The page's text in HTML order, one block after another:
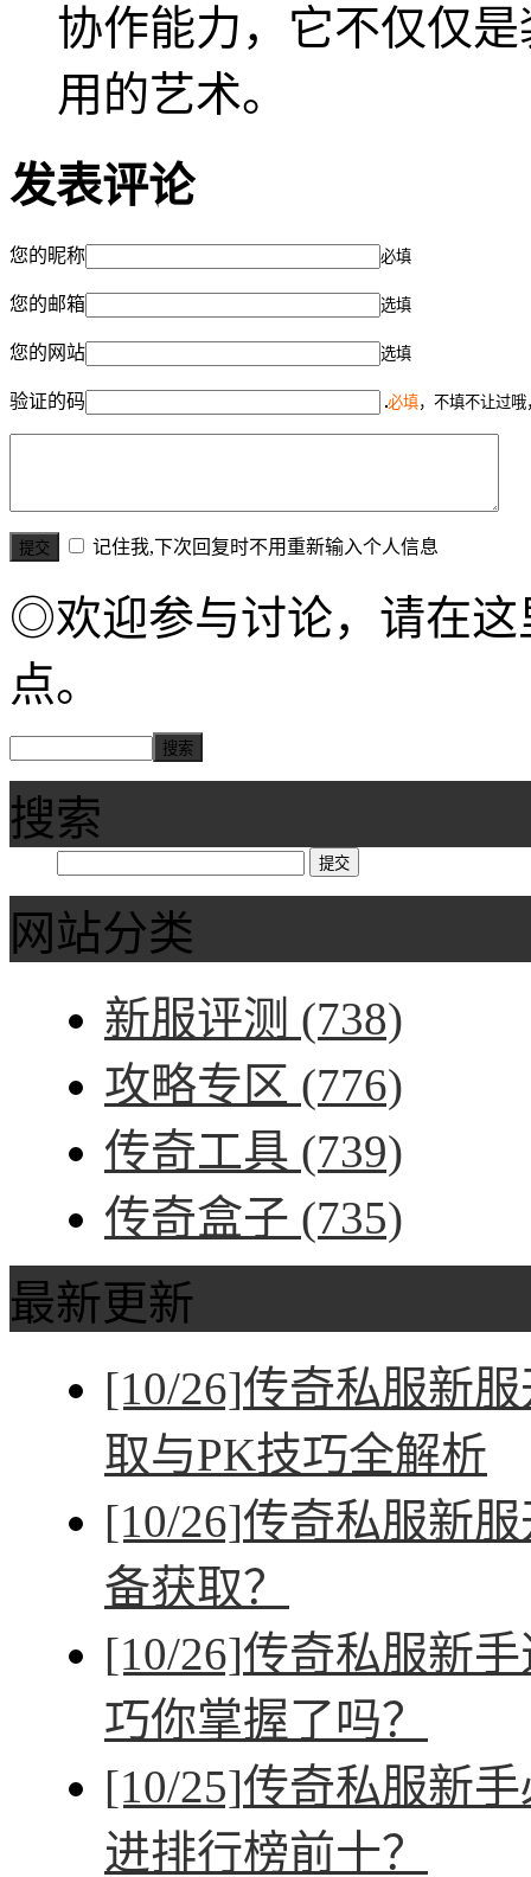
协作能力，它不仅仅
用的艺术。
发表评论
您的昵称 必填
您的邮箱 选填
您的网站 选填
验证的码 必填，不填不让过
记住我,下次回复时不用重新输入个人信息
◎欢迎参与讨论，请在这
点。
搜索
网站分类
新服评测 (738)
攻略专区 (776)
传奇工具 (739)
传奇盒子 (735)
最新更新
[10/26]传奇私服新
取与PK技巧全解析
[10/26]传奇私服新
备获取？
[10/26]传奇私服新
巧你掌握了吗？
[10/25]传奇私服新
进排行榜前十？